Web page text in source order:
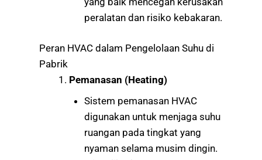
peralatan dan risiko kebakaran.
Peran HVAC dalam Pengelolaan Suhu di
Pabrik
Pemanasan (Heating)
Sistem pemanasan HVAC
digunakan untuk menjaga suhu
ruangan pada tingkat yang
nyaman selama musim dingin.